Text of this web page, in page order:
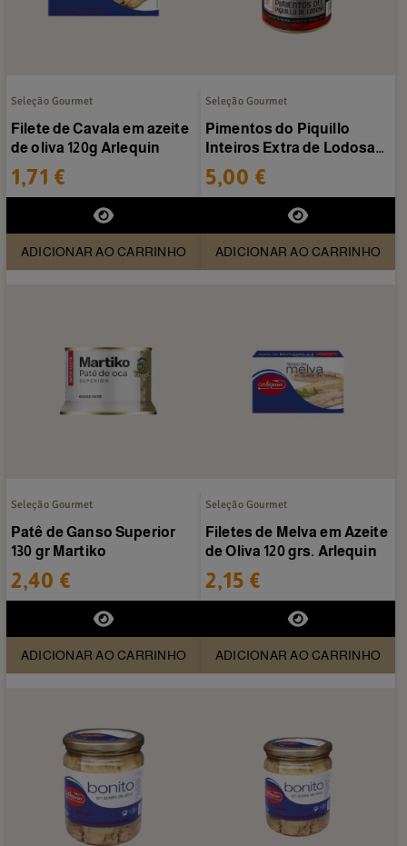
Seleção Gourmet
Filete de Cavala em azeite
de oliva 120g Arlequin
1,71 €
ADICIONAR AO CARRINHO
Seleção Gourmet
Pimentos do Piquillo
Inteiros Extra de Lodosa
250ml
5,00 €
ADICIONAR AO CARRINHO
Seleção Gourmet
Patê de Ganso Superior
130 gr Martiko
2,40 €
ADICIONAR AO CARRINHO
Seleção Gourmet
Filetes de Melva em Azeite
de Oliva 120 grs. Arlequin
2,15 €
ADICIONAR AO CARRINHO